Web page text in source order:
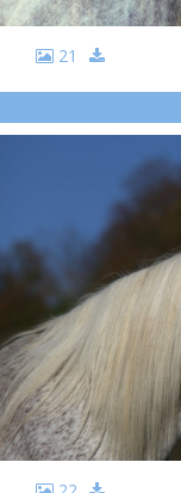
21